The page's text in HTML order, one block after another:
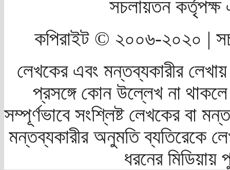
সচলায়তন
কপিরাইট © ২০০৬-২০২০ |
লেখকের এবং মন্তব্যকারীর
প্রসঙ্গে কোন উল্লেখ না
সম্পূর্ণভাবে সংশ্লিষ্ট লেখকের বা
মন্তব্যকারীর অনুমতি ব্যতিরেকে
ধরনের মিডিয়ায়